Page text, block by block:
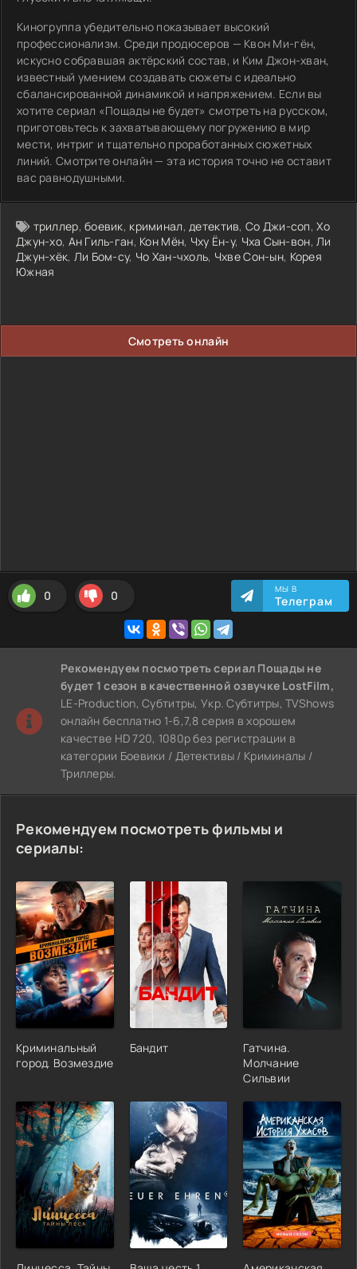
Киногруппа убедительно показывает высокий
профессионализм. Среди продюсеров — Квон Ми-гён,
искусно собравшая актёрский состав, и Ким Джон-хван,
известный умением создавать сюжеты с идеально
сбалансированной динамикой и напряжением. Если вы
хотите сериал «Пощады не будет» смотреть на русском,
приготовьтесь к захватывающему погружению в мир
мести, интриг и тщательно проработанных сюжетных
линий. Смотрите онлайн — эта история точно не оставит
вас равнодушными.
триллер,боевик, криминал,детектив, Со Джи-соп,Хо
Джун-хо, Ан Гиль-ган, Кон Мён, Чху Ён-у, Чха Сын-вон,Ли
Джун-хёк, Ли Бом-су, Чо Хан-чхоль, Чхве Сон-ын, Корея
Южная
Смотреть онлайн
0 0 МЫ В
Телеграм
Рекомендуем посмотреть сериал Пощады не
будет 1 сезон в качественной озвучке LostFilm,
LE-Production, Субтитры, Укр. Субтитры, TVShows
онлайн бесплатно 1-6,7,8 серия в хорошем
качестве HD 720, 1080p без регистрации в
категории Боевики / Детективы / Криминалы /
Триллеры.
Рекомендуем посмотреть фильмы и
сериалы:
Криминальный
город. Возмездие
Бандит
Гатчина.
Молчание
Сильвии